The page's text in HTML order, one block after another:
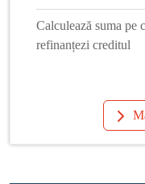
Calculează suma pe
refinanțezi creditul